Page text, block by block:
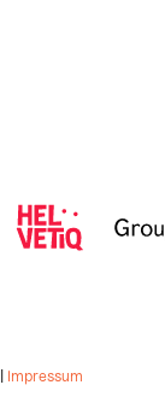
Impressum